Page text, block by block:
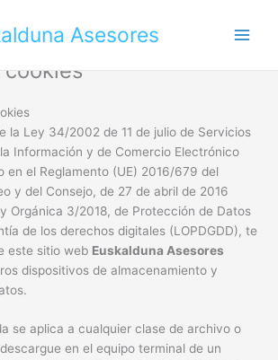
Asesores
la Ley 34/2002 de 11 de julio de Servicios
Información y de Comercio Electrónico
en el Reglamento (UE) 2016/679 del
y del Consejo, de 27 de abril de 2016
Orgánica 3/2018, de Protección de Datos
de los derechos digitales (LOPDGDD), te
este sitio web Euskalduna Asesores
dispositivos de almacenamiento y
se aplica a cualquier clase de archivo o
en el equipo terminal de un